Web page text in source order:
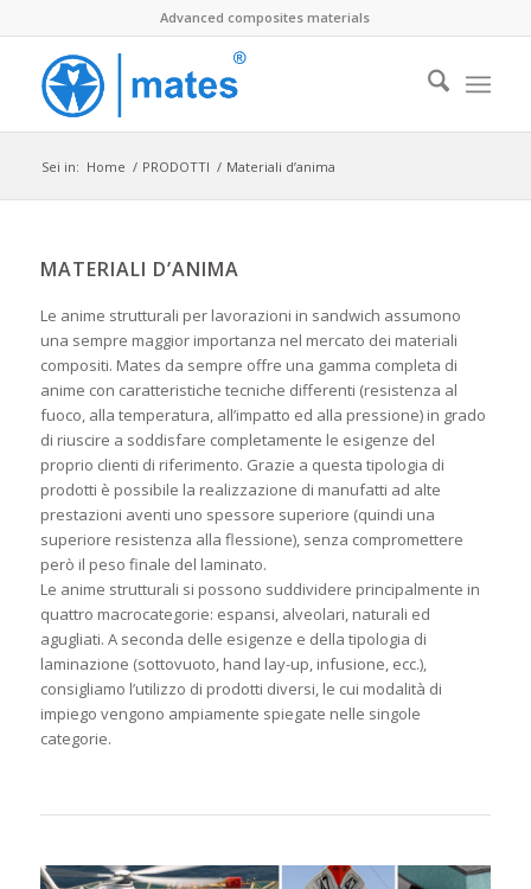
Advanced composites materials
Sei in: Home / PRODOTTI / Materiali d’anima
MATERIALI D’ANIMA
Le anime strutturali per lavorazioni in sandwich assumono
una sempre maggior importanza nel mercato dei materiali
compositi. Mates da sempre offre una gamma completa di
anime con caratteristiche tecniche differenti (resistenza al
fuoco, alla temperatura, all’impatto ed alla pressione) in grado
di riuscire a soddisfare completamente le esigenze del
proprio clienti di riferimento. Grazie a questa tipologia di
prodotti è possibile la realizzazione di manufatti ad alte
prestazioni aventi uno spessore superiore (quindi una
superiore resistenza alla flessione), senza compromettere
però il peso finale del laminato.
Le anime strutturali si possono suddividere principalmente in
quattro macrocategorie: espansi, alveolari, naturali ed
agugliati. A seconda delle esigenze e della tipologia di
laminazione (sottovuoto, hand lay-up, infusione, ecc.),
consigliamo l’utilizzo di prodotti diversi, le cui modalità di
impiego vengono ampiamente spiegate nelle singole
categorie.